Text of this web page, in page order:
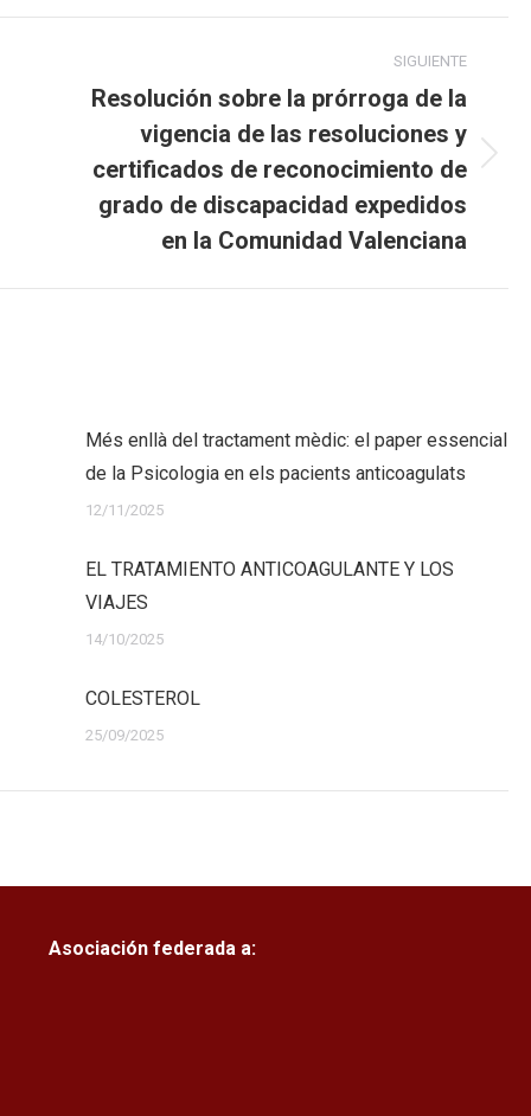
SIGUIENTE
Publicación
siguiente:
Resolución sobre la prórroga de la
vigencia de las resoluciones y
certificados de reconocimiento de
grado de discapacidad expedidos
en la Comunidad Valenciana
Més enllà del tractament mèdic: el paper essencial
de la Psicologia en els pacients anticoagulats
12/11/2025
EL TRATAMIENTO ANTICOAGULANTE Y LOS
VIAJES
14/10/2025
COLESTEROL
25/09/2025
Asociación federada a: